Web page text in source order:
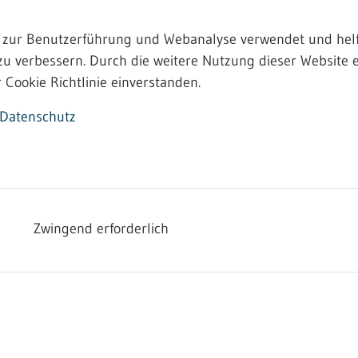
Abfallrecht anbieten:
elektronischen Geräten und Bauteilen
Bauteilen/Ersatzteilen aus
zur Benutzerführung und Webanalyse verwendet und
verbessern. Durch die weitere Nutzung dieser Website
Richtlinie einverstanden.
Datenschutz
Zwingend erforderlich